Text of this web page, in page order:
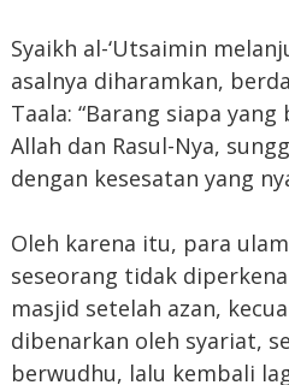
Syaikh al-‘Utsaimin
asalnya diharamkan,
Taala: “Barang siapa
Allah dan Rasul-Nya,
dengan kesesatan yang
Oleh karena itu, para
seseorang tidak
masjid setelah azan,
dibenarkan oleh syariat,
berwudhu, lalu kembali